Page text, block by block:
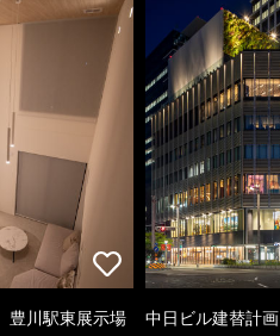
川駅東展示場 中日ビル建替計画